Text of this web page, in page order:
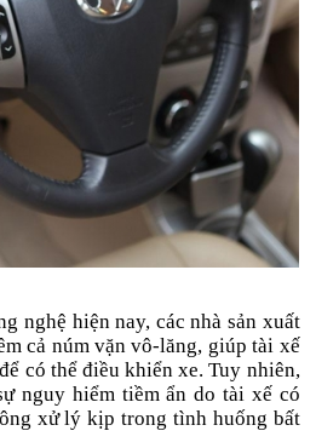
nghệ hiện nay, các nhà sản xuất
cả núm vặn vô-lăng, giúp tài xế
có thể điều khiển xe. Tuy nhiên,
nguy hiểm tiềm ẩn do tài xế có
xử lý kịp trong tình huống bất